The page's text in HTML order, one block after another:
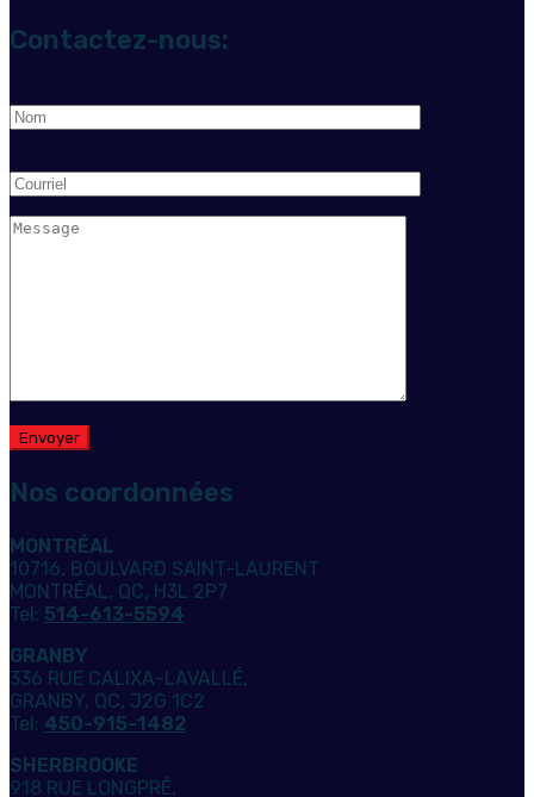
Contactez-nous:
Nos coordonnées
MONTRÉAL
10716, BOULVARD SAINT-LAURENT
MONTRÉAL, QC, H3L 2P7
Tel: 514-613-5594
GRANBY
336 RUE CALIXA-LAVALLÉ,
GRANBY, QC, J2G 1C2
Tel: 450-915-1482
SHERBROOKE
918 RUE LONGPRÉ,